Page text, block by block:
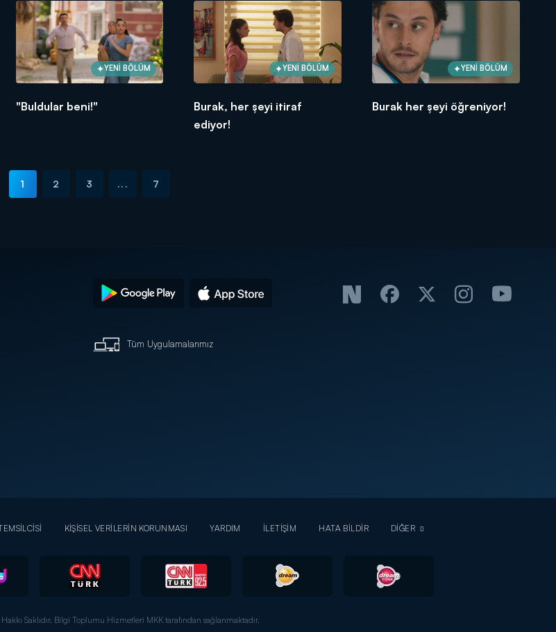
YENİ BÖLÜM
"Buldular beni!"
YENİ BÖLÜM
Burak, her şeyi itiraf
ediyor!
YENİ BÖLÜM
Burak her şeyi öğreniyor!
1 2 3 ... 7
Tüm Uygulamalarımız
KİŞİSEL VERİLERİN KORUNMASI YARDIM İLETİŞİM HATA BİLDİR DİĞER
Saklıdır. Bilgi Toplumu Hizmetleri MKK tarafından sağlanmaktadır.